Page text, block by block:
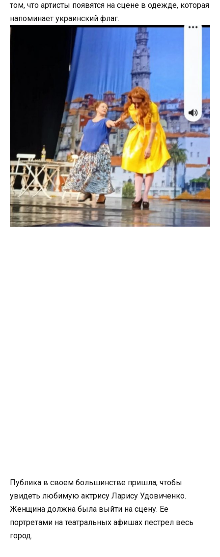
том, что артисты появятся на сцене в одежде, которая
напоминает украинский флаг.
Публика в своем большинстве пришла, чтобы
увидеть любимую актрису Ларису Удовиченко.
Женщина должна была выйти на сцену. Ее
портретами на театральных афишах пестрел весь
город.